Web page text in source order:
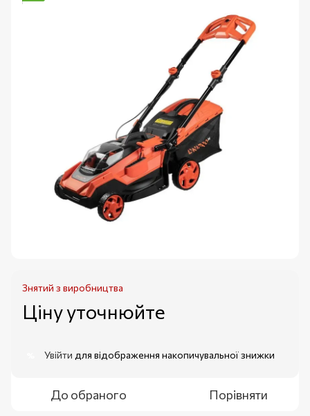
Знятий з виробництва
Ціну уточнюйте
Увійти для відображення накопичувальної знижки
До обраного Порівняти